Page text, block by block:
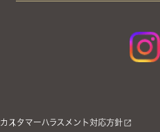
カスタマーハラスメント対応方針